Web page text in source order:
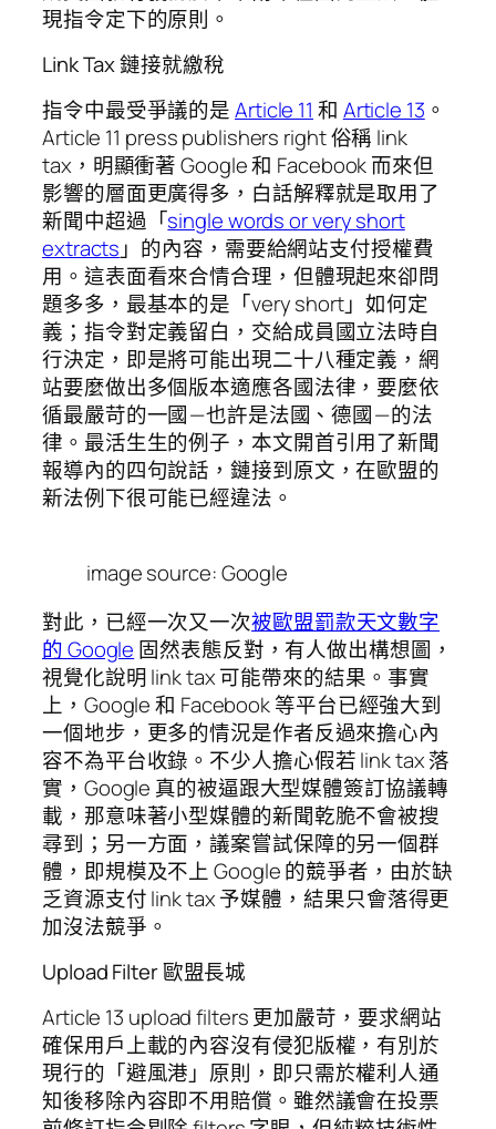
現指令定下的原則。
Link Tax 鏈接就繳稅
指令中最受爭議的是Article 11 和 Article 13 。
Article 11 press publishers right 俗稱 link
tax，明顯衝著 Google 和 Facebook 而來但
影響的層面更廣得多，白話解釋就是取用了
新聞中超過「single words or very short
extracts 」的內容，需要給網站支付授權費
用。這表面看來合情合理，但體現起來卻問
題多多，最基本的是「very short」如何定
義；指令對定義留白，交給成員國立法時自
行決定，即是將可能出現二十八種定義，網
站要麼做出多個版本適應各國法律，要麼依
循最嚴苛的一國 — 也許是法國、德國 — 的法
律。最活生生的例子，本文開首引用了新聞
報導內的四句說話，鏈接到原文，在歐盟的
新法例下很可能已經違法。
image source: Google
對此，已經一次又一次被歐盟罰款天文數字
的 Google 固然表態反對，有人做出構想圖，
視覺化說明 link tax 可能帶來的結果。事實
上，Google 和 Facebook 等平台已經強大到
一個地步，更多的情況是作者反過來擔心內
容不為平台收錄。不少人擔心假若 link tax 落
實，Google 真的被逼跟大型媒體簽訂協議轉
載，那意味著小型媒體的新聞乾脆不會被搜
尋到；另一方面，議案嘗試保障的另一個群
體，即規模及不上 Google 的競爭者，由於缺
乏資源支付 link tax 予媒體，結果只會落得更
加沒法競爭。
Upload Filter 歐盟長城
Article 13 upload filters 更加嚴苛，要求網站
確保用戶上載的內容沒有侵犯版權，有別於
現行的「避風港」原則，即只需於權利人通
知後移除內容即不用賠償。雖然議會在投票